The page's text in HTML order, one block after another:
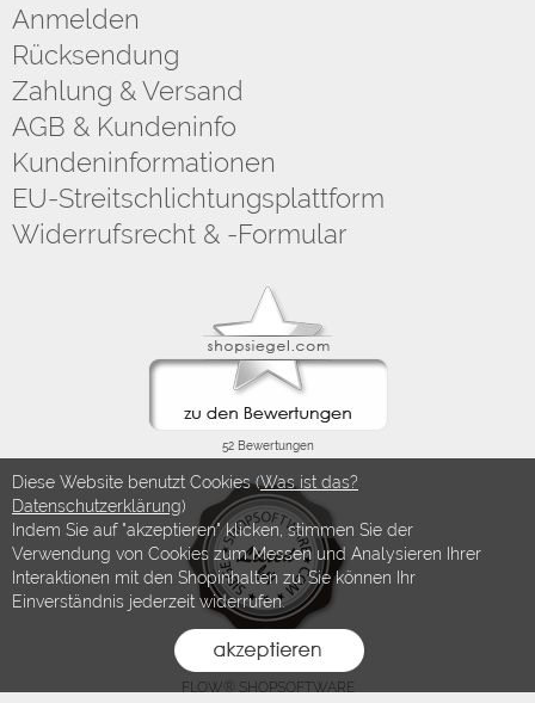
Anmelden
Rücksendung
Zahlung & Versand
AGB & Kundeninfo
Kundeninformationen
EU-Streitschlichtungsplattform
Widerrufsrecht & -Formular
FLOW® SHOPSOFTWARE
Diese Website benutzt Cookies (Was ist das?
Datenschutzerklärung)
Indem Sie auf "akzeptieren" klicken, stimmen Sie der
Verwendung von Cookies zum Messen und Analysieren Ihrer
Interaktionen mit den Shopinhalten zu. Sie können Ihr
Einverständnis jederzeit widerrufen.